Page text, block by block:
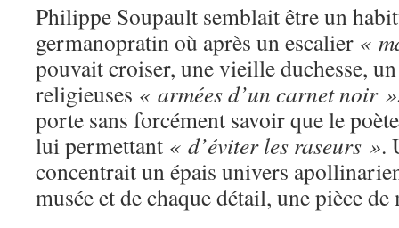
Philippe Soupault semblait être un
germanopratin où après un escalier «
pouvait croiser, une vieille duchesse,
religieuses « armées d’un carnet noir
porte sans forcément savoir que le
lui permettant « d’éviter les raseurs ».
concentrait un épais univers
musée et de chaque détail, une pièce de